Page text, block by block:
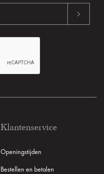
Klantenservice
Openingstijden
Bestellen en betalen